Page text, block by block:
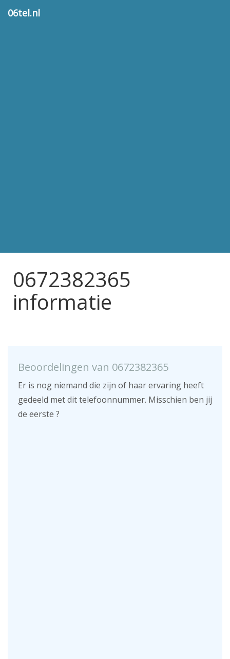
06tel.nl
0672382365
informatie
Beoordelingen van 0672382365
Er is nog niemand die zijn of haar ervaring heeft
gedeeld met dit telefoonnummer. Misschien ben jij
de eerste ?